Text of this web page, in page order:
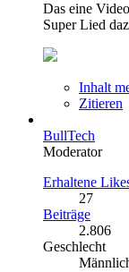
Das eine
Super Lied
Inhalt
Zitieren
BullTech
Moderator
Erhaltene
27
Beiträge
2.806
Geschlecht